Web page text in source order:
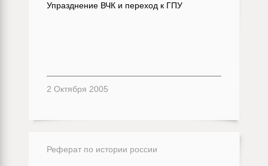
Упразднение ВЧК и переход к ГПУ
2 Октября 2005
Реферат по истории россии